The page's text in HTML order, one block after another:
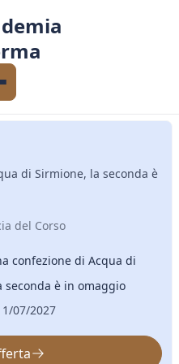
di Sirmione, la seconda è
del Corso
confezione di Acqua di
seconda è in omaggio
07/2027